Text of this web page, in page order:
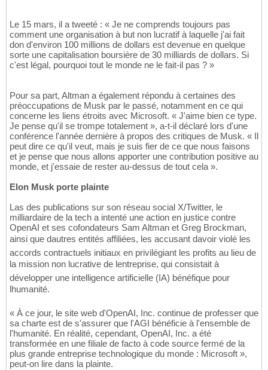
Le 15 mars, il a tweeté : « Je ne comprends toujours pas
comment une organisation à but non lucratif à laquelle j'ai fait
don d'environ 100 millions de dollars est devenue en quelque
sorte une capitalisation boursière de 30 milliards de dollars. Si
c'est légal, pourquoi tout le monde ne le fait-il pas ? »
Pour sa part, Altman a également répondu à certaines des
préoccupations de Musk par le passé, notamment en ce qui
concerne les liens étroits avec Microsoft. « J'aime bien ce type.
Je pense qu'il se trompe totalement », a-t-il déclaré lors d'une
conférence l'année dernière à propos des critiques de Musk. « Il
peut dire ce qu'il veut, mais je suis fier de ce que nous faisons
et je pense que nous allons apporter une contribution positive au
monde, et j'essaie de rester au-dessus de tout cela ».
Elon Musk porte plainte
Las des publications sur son réseau social X/Twitter, le
milliardaire de la tech a intenté une action en justice contre
OpenAI et ses cofondateurs Sam Altman et Greg Brockman,
ainsi que dautres entités affiliées, les accusant davoir violé les
accords contractuels initiaux en privilégiant les profits au lieu de
la mission non lucrative de lentreprise, qui consistait à
développer une intelligence artificielle (IA) bénéfique pour
lhumanité.
« À ce jour, le site web d'OpenAI, Inc. continue de professer que
sa charte est de s'assurer que l'AGI bénéficie à l'ensemble de
l'humanité. En réalité, cependant, OpenAI, Inc. a été
transformée en une filiale de facto à code source fermé de la
plus grande entreprise technologique du monde : Microsoft »,
peut-on lire dans la plainte.